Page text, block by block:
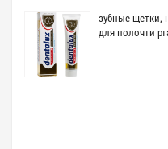
зубные щетки,
для полочти